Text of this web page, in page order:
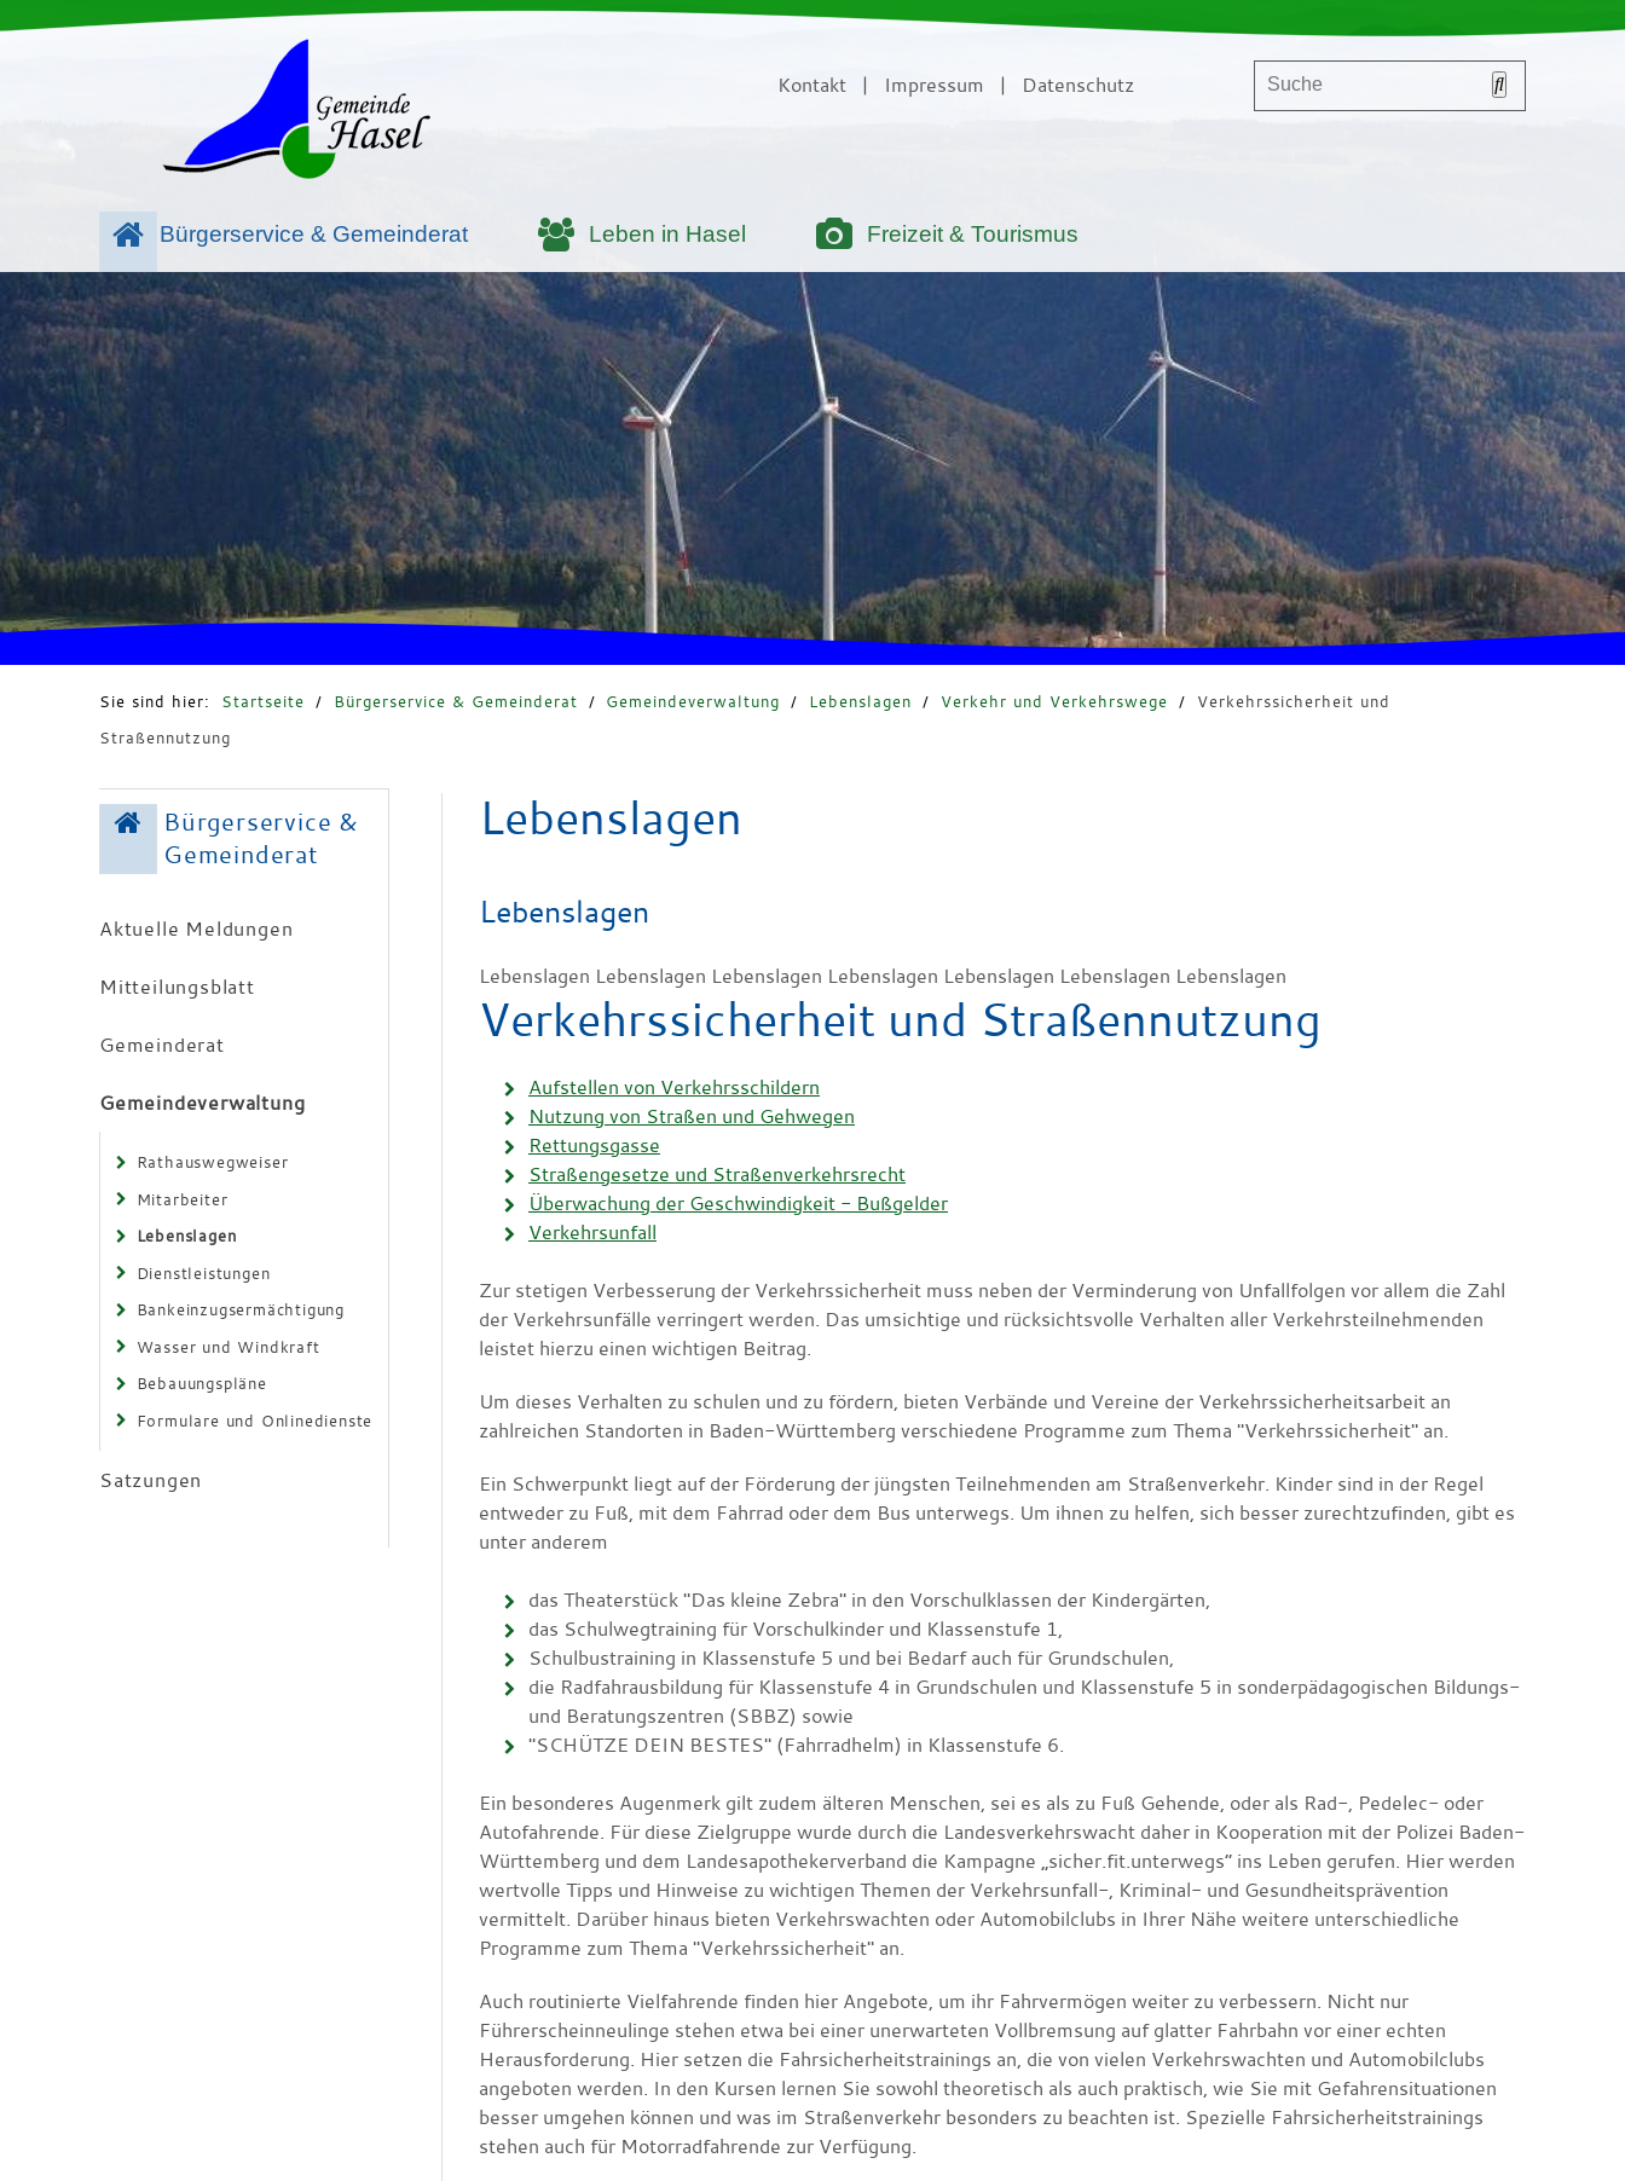
Kontakt | Impressum | Datenschutz
Bürgerservice & Gemeinderat Leben in Hasel Freizeit & Tourismus
Sie sind hier: Startseite / Bürgerservice & Gemeinderat / Gemeindeverwaltung / Lebenslagen / Verkehr und Verkehrswege /
Verkehrssicherheit und
Straßennutzung
Bürgerservice &
Gemeinderat
Aktuelle Meldungen
Mitteilungsblatt
Gemeinderat
Gemeindeverwaltung
Rathauswegweiser
Mitarbeiter
Lebenslagen
Dienstleistungen
Bankeinzugsermächtigung
Wasser und Windkraft
Bebauungspläne
Formulare und Onlinedienste
Satzungen
Lebenslagen
Lebenslagen
Lebenslagen Lebenslagen Lebenslagen Lebenslagen Lebenslagen Lebenslagen Lebenslagen
Verkehrssicherheit und Straßennutzung
Aufstellen von Verkehrsschildern
Nutzung von Straßen und Gehwegen
Rettungsgasse
Straßengesetze und Straßenverkehrsrecht
Überwachung der Geschwindigkeit - Bußgelder
Verkehrsunfall
Zur stetigen Verbesserung der Verkehrssicherheit muss neben der Verminderung von Unfallfolgen vor allem die Zahl
der Verkehrsunfälle verringert werden. Das umsichtige und rücksichtsvolle Verhalten aller Verkehrsteilnehmenden
leistet hierzu einen wichtigen Beitrag.
Um dieses Verhalten zu schulen und zu fördern, bieten Verbände und Vereine der Verkehrssicherheitsarbeit an
zahlreichen Standorten in Baden-Württemberg verschiedene Programme zum Thema "Verkehrssicherheit" an.
Ein Schwerpunkt liegt auf der Förderung der jüngsten Teilnehmenden am Straßenverkehr. Kinder sind in der Regel
entweder zu Fuß, mit dem Fahrrad oder dem Bus unterwegs. Um ihnen zu helfen, sich besser zurechtzufinden, gibt es
unter anderem
das Theaterstück "Das kleine Zebra" in den Vorschulklassen der Kindergärten,
das Schulwegtraining für Vorschulkinder und Klassenstufe 1,
Schulbustraining in Klassenstufe 5 und bei Bedarf auch für Grundschulen,
die Radfahrausbildung für Klassenstufe 4 in Grundschulen und Klassenstufe 5 in sonderpädagogischen Bildungs-
und Beratungszentren (SBBZ) sowie
"SCHÜTZE DEIN BESTES" (Fahrradhelm) in Klassenstufe 6.
Ein besonderes Augenmerk gilt zudem älteren Menschen, sei es als zu Fuß Gehende, oder als Rad-, Pedelec- oder
Autofahrende. Für diese Zielgruppe wurde durch die Landesverkehrswacht daher in Kooperation mit der Polizei Baden-
Württemberg und dem Landesapothekerverband die Kampagne „sicher.fit.unterwegs“ ins Leben gerufen. Hier werden
wertvolle Tipps und Hinweise zu wichtigen Themen der Verkehrsunfall-, Kriminal- und Gesundheitsprävention
vermittelt. Darüber hinaus bieten Verkehrswachten oder Automobilclubs in Ihrer Nähe weitere unterschiedliche
Programme zum Thema "Verkehrssicherheit" an.
Auch routinierte Vielfahrende finden hier Angebote, um ihr Fahrvermögen weiter zu verbessern. Nicht nur
Führerscheinneulinge stehen etwa bei einer unerwarteten Vollbremsung auf glatter Fahrbahn vor einer echten
Herausforderung. Hier setzen die Fahrsicherheitstrainings an, die von vielen Verkehrswachten und Automobilclubs
angeboten werden. In den Kursen lernen Sie sowohl theoretisch als auch praktisch, wie Sie mit Gefahrensituationen
besser umgehen können und was im Straßenverkehr besonders zu beachten ist. Spezielle Fahrsicherheitstrainings
stehen auch für Motorradfahrende zur Verfügung.